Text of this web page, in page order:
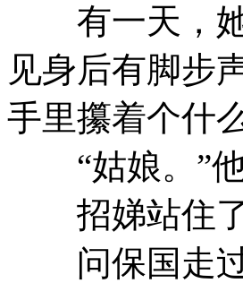
有一天，她
见身后有脚步
手里攥着个什
“姑娘。”他
招娣站住了
问保国走过